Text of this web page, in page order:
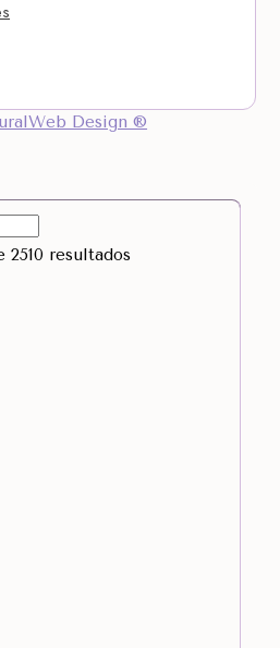
Design ®
2510 resultados